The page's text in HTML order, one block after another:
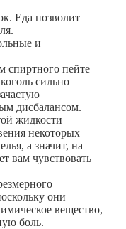
Еда позволит
и
спиртного пейте
сильно
дисбалансом.
жидкости
некоторых
а значит, на
вам чувствовать
они
вещество,
боль.